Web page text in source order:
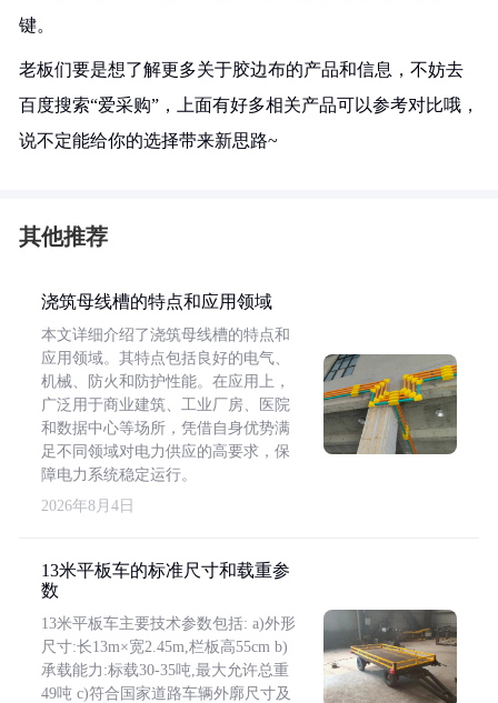
键。
老板们要是想了解更多关于胶边布的产品和信息，不妨去
百度搜索“爱采购”，上面有好多相关产品可以参考对比哦，
说不定能给你的选择带来新思路~
其他推荐
浇筑母线槽的特点和应用领域
本文详细介绍了浇筑母线槽的特点和
应用领域。其特点包括良好的电气、
机械、防火和防护性能。在应用上，
广泛用于商业建筑、工业厂房、医院
和数据中心等场所，凭借自身优势满
足不同领域对电力供应的高要求，保
障电力系统稳定运行。
2026年8月4日
13米平板车的标准尺寸和载重参
数
13米平板车主要技术参数包括: a)外形
尺寸:长13m×宽2.45m,栏板高55cm b)
承载能力:标载30-35吨,最大允许总重
49吨 c)符合国家道路车辆外廓尺寸及